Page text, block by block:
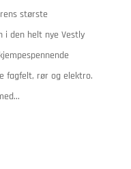
største
i den helt nye Vestly
fagfelt, rør og elektro.